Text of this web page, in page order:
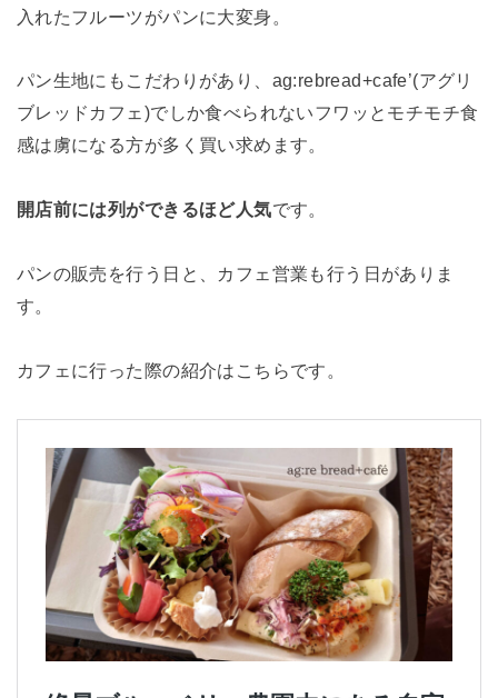
入れたフルーツがパンに大変身。
パン生地にもこだわりがあり、ag:rebread+cafe’(アグリ
ブレッドカフェ)でしか食べられないフワッとモチモチ食
感は虜になる方が多く買い求めます。
開店前には列ができるほど人気です。
パンの販売を行う日と、カフェ営業も行う日がありま
す。
カフェに行った際の紹介はこちらです。